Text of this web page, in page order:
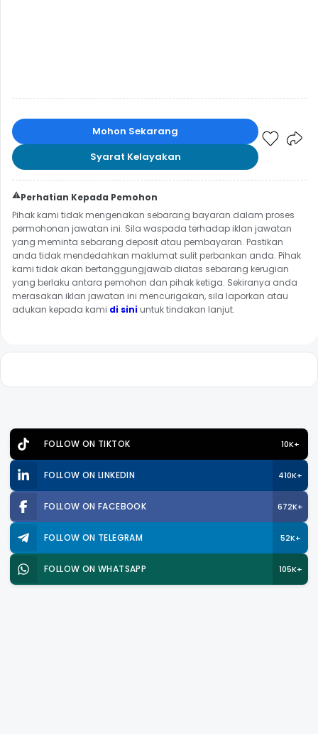
Mohon Sekarang
Syarat Kelayakan
⚠️Perhatian Kepada Pemohon
Pihak kami tidak mengenakan sebarang bayaran dalam proses
permohonan jawatan ini. Sila waspada terhadap iklan jawatan
yang meminta sebarang deposit atau pembayaran. Pastikan
anda tidak mendedahkan maklumat sulit perbankan anda. Pihak
kami tidak akan bertanggungjawab diatas sebarang kerugian
yang berlaku antara pemohon dan pihak ketiga. Sekiranya anda
merasakan iklan jawatan ini mencurigakan, sila laporkan atau
adukan kepada kami di sini untuk tindakan lanjut.
FOLLOW ON TIKTOK 10K+
FOLLOW ON LINKEDIN 410K+
FOLLOW ON FACEBOOK 672K+
FOLLOW ON TELEGRAM 52K+
FOLLOW ON WHATSAPP 105K+